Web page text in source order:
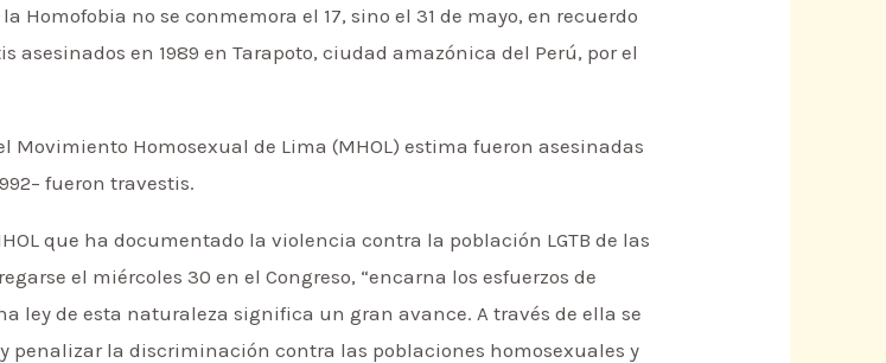
Homofobia no se conmemora el 17, sino el 31 de mayo, en recuerdo
asesinados en 1989 en Tarapoto, ciudad amazónica del Perú, por el
Movimiento Homosexual de Lima (MHOL) estima fueron asesinadas
fueron travestis.
que ha documentado la violencia contra la población LGTB de las
el miércoles 30 en el Congreso, “encarna los esfuerzos de
ley de esta naturaleza significa un gran avance. A través de ella se
la discriminación contra las poblaciones homosexuales y